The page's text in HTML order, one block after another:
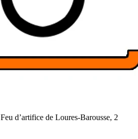
Feu d’artifice de Loures-Barousse, 2